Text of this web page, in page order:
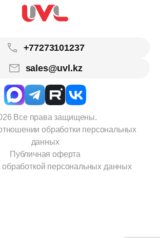
+77273101237
sales@uvl.kz
Все права защищены.
обработки персональных
данных
Публичная оферта
обработкой персональных данных